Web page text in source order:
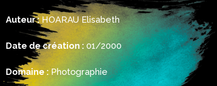
Auteur : HOARAU Elisabeth
Date de création : 01/2000
Domaine : Photographie